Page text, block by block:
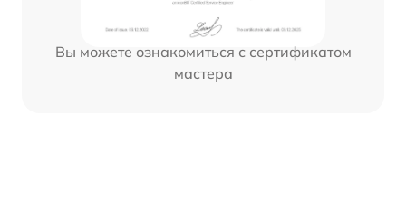
Вы можете ознакомиться с сертификатом
мастера